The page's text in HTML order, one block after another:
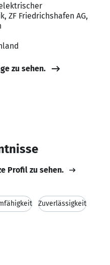
ZF Friedrichshafen AG,
zu sehen.
Profil zu sehen.
Zuverlässigkeit